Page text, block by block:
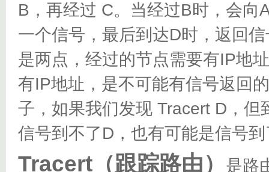
B，再经过 C。当经过B时，会
一个信号，最后到达D时，返回
是两点，经过的节点需要有IP地
有IP地址，是不可能有信号返回
子，如果我们发现 Tracert D，
信号到不了D，也有可能是信号
Tracert（跟踪路由）
是路